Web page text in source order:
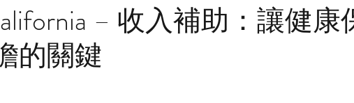
– 收入補助：讓健康
的關鍵